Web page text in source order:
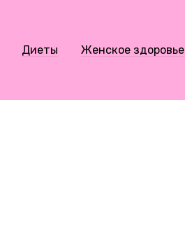
Диеты Женское здоровье